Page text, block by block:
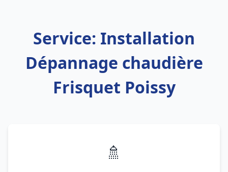
Service: Installation
Dépannage chaudière
Frisquet Poissy
🚿